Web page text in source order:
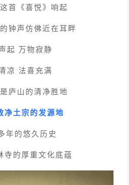
首《喜悦》响起
的钟声仿佛近在耳畔
起 万物寂静
凉 法喜充满
庐山的清净胜地
净土宗的发源地
年的悠久历史
寺的厚重文化底蕴